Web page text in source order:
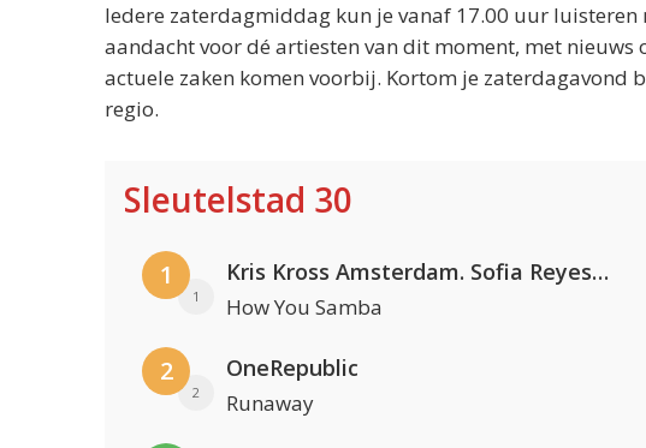
Iedere zaterdagmiddag kun je vanaf 17.00 uur
aandacht voor dé artiesten van dit moment, met
actuele zaken komen voorbij. Kortom je zaterdagavond
regio.
Sleutelstad 30
1
1
Kris Kross Amsterdam. Sofia Reyes & Tinie Tempah
How You Samba
2
2
OneRepublic
Runaway